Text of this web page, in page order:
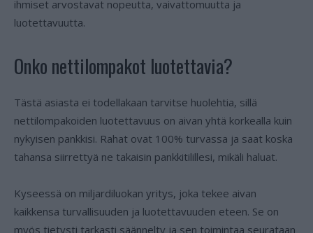
ihmiset arvostavat nopeutta, vaivattomuutta ja
luotettavuutta.
Onko nettilompakot luotettavia?
Tästä asiasta ei todellakaan tarvitse huolehtia, sillä
nettilompakoiden luotettavuus on aivan yhtä korkealla kuin
nykyisen pankkisi. Rahat ovat 100% turvassa ja saat koska
tahansa siirrettyä ne takaisin pankkitilillesi, mikäli haluat.
Kyseessä on miljardiluokan yritys, joka tekee aivan
kaikkensa turvallisuuden ja luotettavuuden eteen. Se on
myös tietysti tarkasti säännelty ja sen toimintaa seurataan